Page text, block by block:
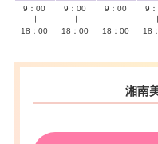
9：00
18：00
9：00
18：00
9：00
18：00
9
18
湘南